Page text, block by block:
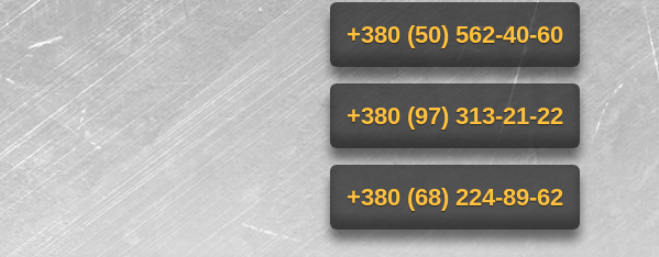
+380 (50) 562-40-60
+380 (97) 313-21-22
+380 (68) 224-89-62